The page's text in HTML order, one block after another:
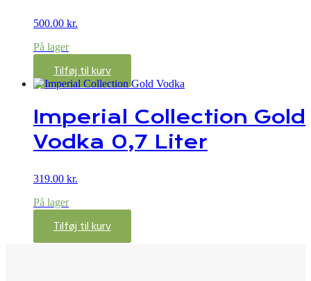
500.00 kr.
På lager
Tilføj til kurv
Imperial Collection Gold
Vodka 0,7 Liter
319.00 kr.
På lager
Tilføj til kurv